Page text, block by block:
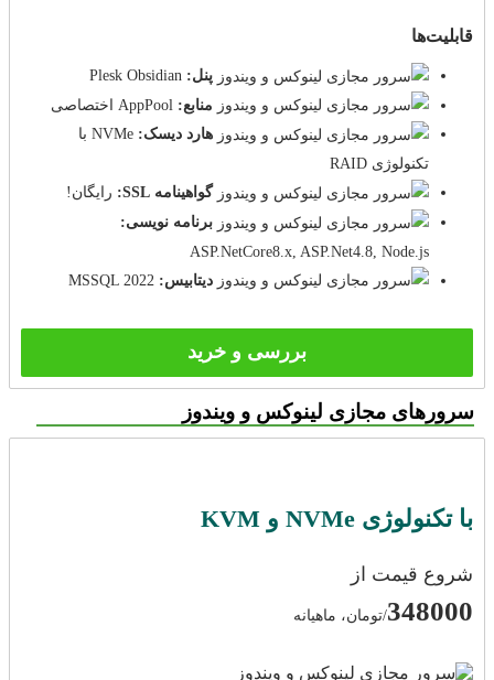
قابلیت‌ها
پنل:
منابع:
هارد دیسک:
NVMe با
تکنولوژی RAID
گواهینامه SSL:
رایگان!
برنامه نویسی:
ASP.NetCore8.x, ASP.Net4.8, Node.js
دیتابیس: MSSQL 2022
بررسی و خرید
سرورهای مجازی لینوکس و ویندوز
با تکنولوژی NVMe و KVM
شروع قیمت از
348000/تومان، ماهیانه